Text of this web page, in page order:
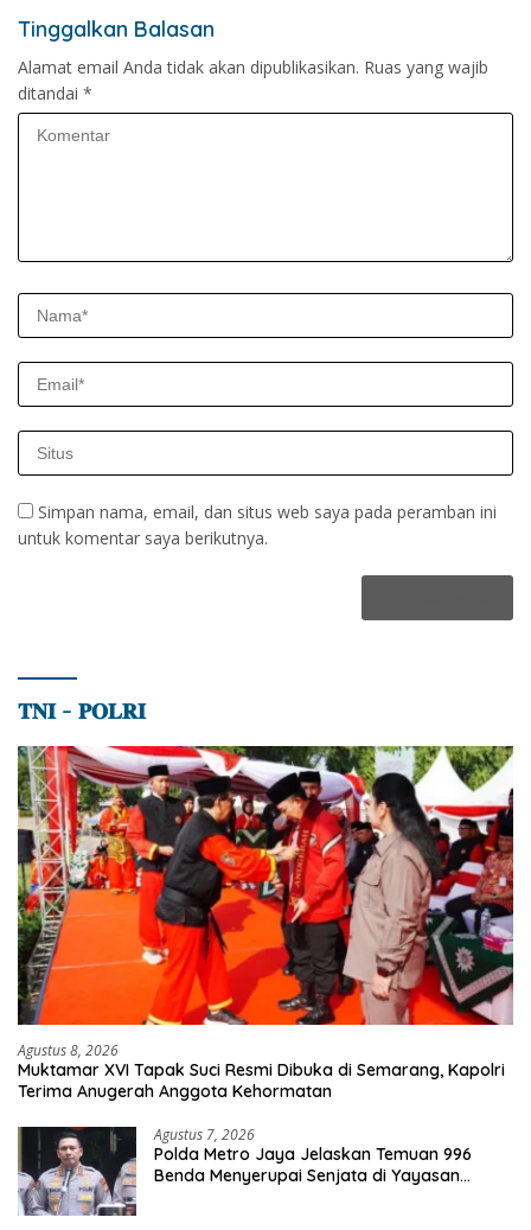
Tinggalkan Balasan
Alamat email Anda tidak akan dipublikasikan. Ruas yang wajib
ditandai *
Simpan nama, email, dan situs web saya pada peramban ini
untuk komentar saya berikutnya.
𝐓𝐍𝐈 – 𝐏𝐎𝐋𝐑𝐈
Agustus 8, 2026
Muktamar XVI Tapak Suci Resmi Dibuka di Semarang, Kapolri
Terima Anugerah Anggota Kehormatan
Agustus 7, 2026
Polda Metro Jaya Jelaskan Temuan 996
Benda Menyerupai Senjata di Yayasan